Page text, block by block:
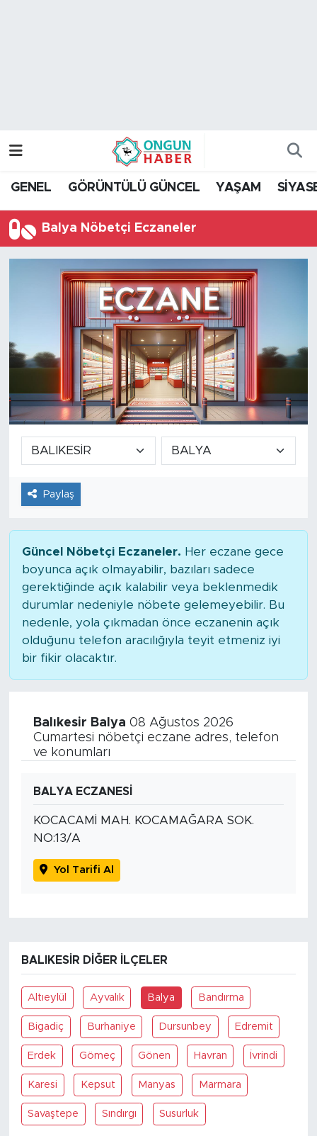
GENEL GÖRÜNTÜLÜ GÜNCEL YAŞAM
Balya Nöbetçi Eczaneler
Paylaş
Güncel Nöbetçi Eczaneler. Her eczane gece
boyunca açık olmayabilir, bazıları sadece
gerektiğinde açık kalabilir veya beklenmedik
durumlar nedeniyle nöbete gelemeyebilir. Bu
nedenle, yola çıkmadan önce eczanenin açık
olduğunu telefon aracılığıyla teyit etmeniz iyi
bir fikir olacaktır.
Balıkesir Balya 08 Ağustos 2026
Cumartesi nöbetçi eczane adres, telefon
ve konumları
BALYA ECZANESİ
KOCACAMİ MAH. KOCAMAĞARA SOK.
NO:13/A
Yol Tarifi Al
BALIKESIR DIĞER İLÇELER
Altıeylül Ayvalık Balya Bandırma
Bigadiç Burhaniye Dursunbey Edremit
Erdek Gömeç Gönen Havran İvrindi
Karesi Kepsut Manyas Marmara
Savaştepe Sındırgı Susurluk
Trafik Durumu
Tüm Manşetler
Son Dakika Haberleri
Haber Arşivi